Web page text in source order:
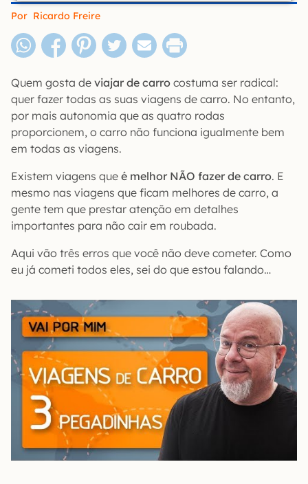
Por Ricardo Freire
Quem gosta de viajar de carro costuma ser radical:
quer fazer todas as suas viagens de carro. No entanto,
por mais autonomia que as quatro rodas
proporcionem, o carro não funciona igualmente bem
em todas as viagens.
Existem viagens que é melhor NÃO fazer de carro. E
mesmo nas viagens que ficam melhores de carro, a
gente tem que prestar atenção em detalhes
importantes para não cair em roubada.
Aqui vão três erros que você não deve cometer. Como
eu já cometi todos eles, sei do que estou falando…